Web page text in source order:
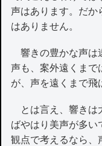
声はあります。だか
はありません。
響きの豊かな声は
声も、案外遠くまで
が、声を遠くまで飛
とは言え、響きは
ばやはり美声が多い
観点で考えるなら、